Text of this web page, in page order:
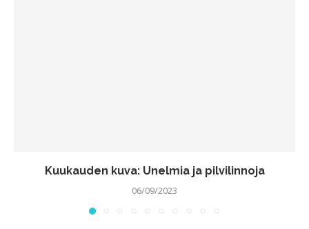
Kuukauden kuva: Unelmia ja pilvilinnoja
06/09/2023